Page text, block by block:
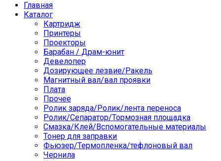
Главная
Каталог
Картридж
Принтеры
Проекторы
Барабан / Драм-юнит
Девелопер
Дозирующее лезвие/Ракель
Магнитный вал/вал проявки
Плата
Прочее
Ролик заряда/Ролик/лента переноса
Ролик/Сепаратор/Тормозная площадка
Смазка/Клей/Вспомогательные материалы
Тонер для заправки
Фьюзер/Термопленка/тефлоновый вал
Чернила